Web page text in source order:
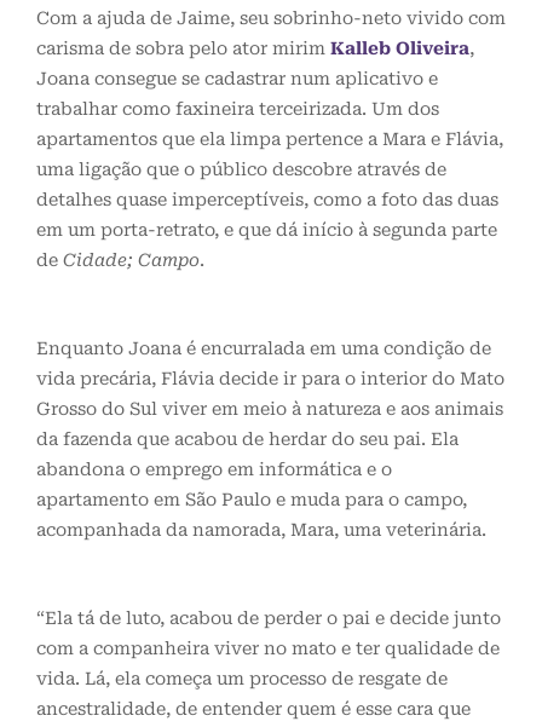
Com a ajuda de Jaime, seu sobrinho-neto vivido com
carisma de sobra pelo ator mirim Kalleb Oliveira,
Joana consegue se cadastrar num aplicativo e
trabalhar como faxineira terceirizada. Um dos
apartamentos que ela limpa pertence a Mara e Flávia,
uma ligação que o público descobre através de
detalhes quase imperceptíveis, como a foto das duas
em um porta-retrato, e que dá início à segunda parte
de Cidade; Campo.
Enquanto Joana é encurralada em uma condição de
vida precária, Flávia decide ir para o interior do Mato
Grosso do Sul viver em meio à natureza e aos animais
da fazenda que acabou de herdar do seu pai. Ela
abandona o emprego em informática e o
apartamento em São Paulo e muda para o campo,
acompanhada da namorada, Mara, uma veterinária.
“Ela tá de luto, acabou de perder o pai e decide junto
com a companheira viver no mato e ter qualidade de
vida. Lá, ela começa um processo de resgate de
ancestralidade, de entender quem é esse cara que